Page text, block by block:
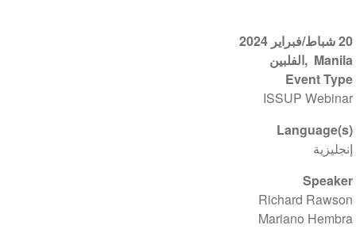
20 شباط/فبراير 2024
Manila الفلبين
Event Type
ISSUP Webinar
Language(s)
إنجليزية
Speaker
Richard Rawson
Mariano Hembra